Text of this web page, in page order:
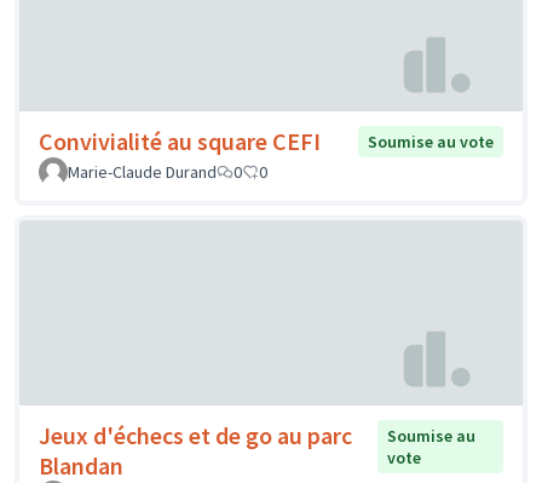
Convivialité au square CEFI
Soumise au vote
Marie-Claude Durand
0 0
Jeux d'échecs et de go au parc
Blandan
Soumise au
vote